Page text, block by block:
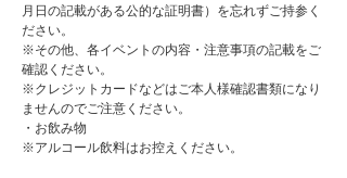
月日の記載がある公的な証明書）を忘れずご持参く
ださい。
※その他、各イベントの内容・注意事項の記載をご
確認ください。
※クレジットカードなどはご本人様確認書類になり
ませんのでご注意ください。
・お飲み物
※アルコール飲料はお控えください。